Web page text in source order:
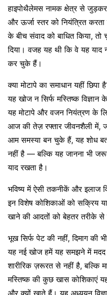
हाइपोथैलेमस नामक क्षेत्र से
और ऊर्जा स्तर को नियंत्रित करता
के बीच संवाद को बाधित किया,
दिया। वजह यह थी कि वे यह याद
कर चुके हैं।
क्या मोटापे का समाधान यहीं छिपा
यह खोज न सिर्फ मस्तिष्क विज्ञान
यह मोटापे और वजन नियंत्रण के
आज की तेज़ रफ्तार जीवनशैली में,
आम समस्या बन चुके हैं, यह शोध
नहीं है — बल्कि यह जानना भी
याद रखता है।
भविष्य में ऐसी तकनीकें और इलाज
इन विशेष कोशिकाओं को सक्रिय
खाने की आदतों को बेहतर तरीके
भूख सिर्फ पेट की नहीं, दिमाग की
यह नई खोज हमें यह समझने में
शारीरिक ज़रूरत से नहीं है, बल्कि
मस्तिष्क की कुछ खास कोशिकाएं
और क्यों खाते हैं। यह अध्ययन